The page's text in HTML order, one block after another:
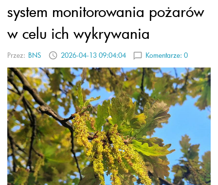
system monitorowania pożarów
w celu ich wykrywania
Przez: BNS 2026-04-13 09:04:04 Komentarze: 0